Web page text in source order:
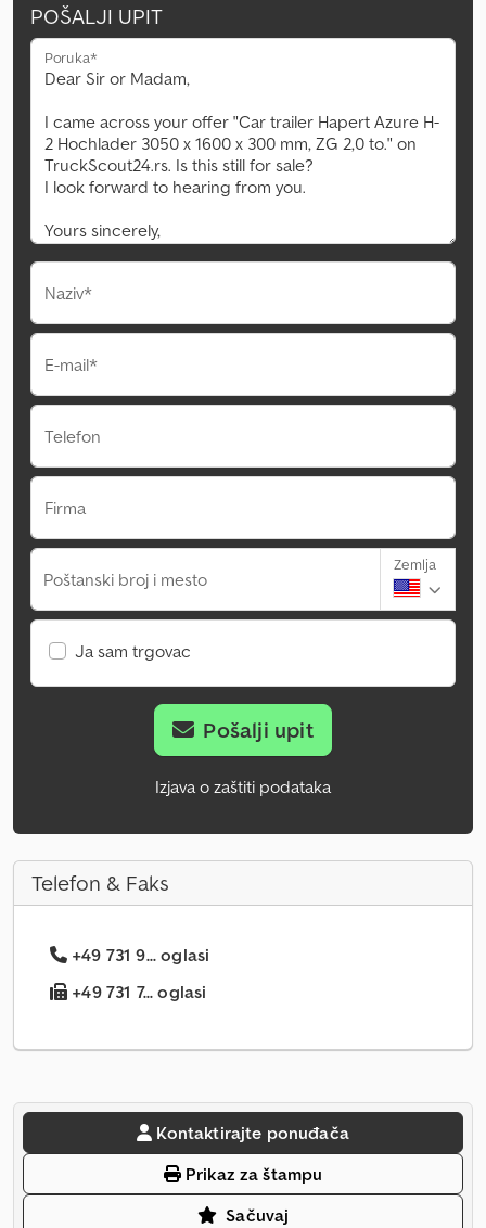
POŠALJI UPIT
Poruka*
Naziv*
E-mail*
Telefon
Firma
Poštanski broj i mesto
Zemlja
Ja sam trgovac
Pošalji upit
Izjava o zaštiti podataka
Telefon & Faks
+49 731 9... oglasi
+49 731 7... oglasi
Kontaktirajte ponuđača
Prikaz za štampu
Sačuvaj